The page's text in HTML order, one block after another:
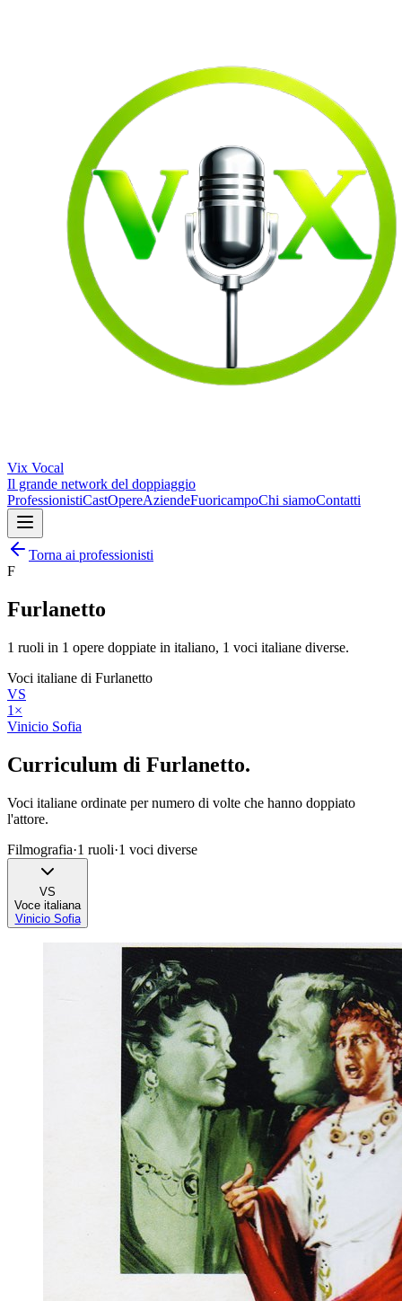
Vix Vocal
Il grande network del doppiaggio
ProfessionistiCastOpereAziendeFuoricampoChi siamoContatti
Torna ai professionisti
F
Furlanetto
1 ruoli in 1 opere doppiate in italiano, 1 voci italiane diverse.
Voci italiane di Furlanetto
VS
1 ×
Vinicio Sofia
Curriculum di Furlanetto.
Voci italiane ordinate per numero di volte che hanno doppiato
l'attore.
Filmografia·1 ruoli·1 voci diverse
VS
Voce italiana
Vinicio Sofia